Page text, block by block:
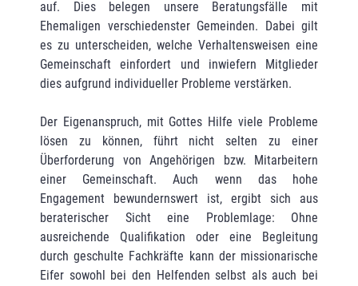
auf. Dies belegen unsere Beratungsfälle mit
Ehemaligen verschiedenster Gemeinden. Dabei gilt
es zu unterscheiden, welche Verhaltensweisen eine
Gemeinschaft einfordert und inwiefern Mitglieder
dies aufgrund individueller Probleme verstärken.
Der Eigenanspruch, mit Gottes Hilfe viele Probleme
lösen zu können, führt nicht selten zu einer
Überforderung von Angehörigen bzw. Mitarbeitern
einer Gemeinschaft. Auch wenn das hohe
Engagement bewundernswert ist, ergibt sich aus
beraterischer Sicht eine Problemlage: Ohne
ausreichende Qualifikation oder eine Begleitung
durch geschulte Fachkräfte kann der missionarische
Eifer sowohl bei den Helfenden selbst als auch bei